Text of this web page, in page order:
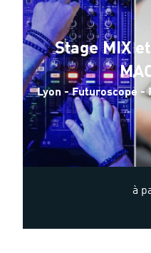
Stage MIX
Lyon - Futuroscope -
à